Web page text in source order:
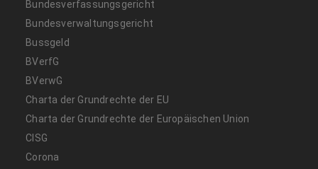
Bundesverfassungsgericht
Bundesverwaltungsgericht
Bussgeld
BVerfG
BVerwG
Charta der Grundrechte der EU
Charta der Grundrechte der Europäischen Union
CISG
Corona